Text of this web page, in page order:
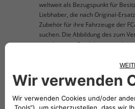
weltweit als Bezugspunkt für
Liebhaber, die nach Original-
Zubehör für ihre Fahrzeuge der
suchen. Die Abbildung des zum
angebotenen Produkts ist nur
TECHNISCHE BESCHREIBUNG
Der Sicherheitsgurt für Tiere